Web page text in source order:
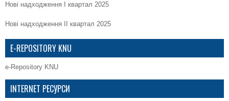
Нові надходження І квартал 2025
Нові надходження ІІ квартал 2025
E-REPOSITORY KNU
e-Repository KNU
INTERNET РЕСУРСИ